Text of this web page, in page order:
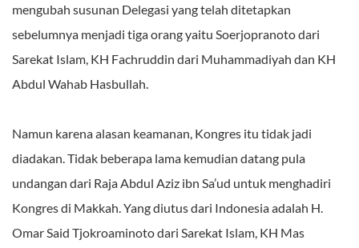
mengubah susunan Delegasi yang telah ditetapkan
sebelumnya menjadi tiga orang yaitu Soerjopranoto dari
Sarekat Islam, KH Fachruddin dari Muhammadiyah dan KH
Abdul Wahab Hasbullah.
Namun karena alasan keamanan, Kongres itu tidak jadi
diadakan. Tidak beberapa lama kemudian datang pula
undangan dari Raja Abdul Aziz ibn Sa’ud untuk menghadiri
Kongres di Makkah. Yang diutus dari Indonesia adalah H.
Omar Said Tjokroaminoto dari Sarekat Islam, KH Mas